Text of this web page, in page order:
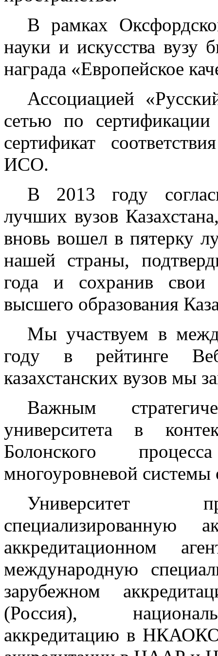
В рамках
науки и искусства вузу
награда «Европейское
Ассоциацией
сетью по
сертификат
ИСО.
В 2013 году
лучших вузов
вновь вошел в пятерку
нашей страны,
года и сохранив свои
высшего образования
Мы участвуем в
году в рейтинге
казахстанских вузов мы
Важным
университета в
Болонского
многоуровневой системы
Университет
специализированную
аккредитационном
международную
зарубежном
(Россия),
аккредитацию в